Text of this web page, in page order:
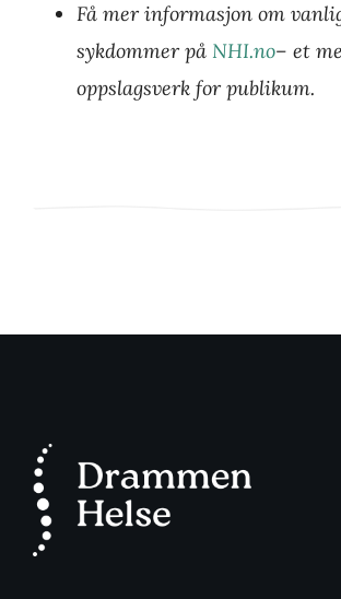
Få mer informasjon om
sykdommer på NHI.no– et
oppslagsverk for publikum.